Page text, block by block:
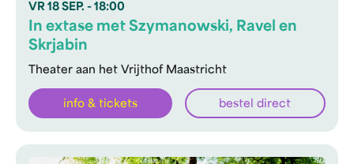
VR 18 SEP. - 18:00
Theater aan het Vrijthof Maastricht
In extase met Szymanowski, Ravel en
Skrjabin
info & tickets bestel direct